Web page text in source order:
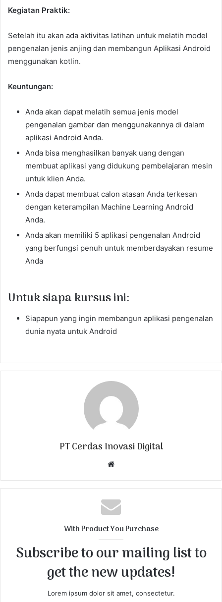
Kegiatan Praktik:
Setelah itu akan ada aktivitas latihan untuk melatih model
pengenalan jenis anjing dan membangun Aplikasi Android
menggunakan kotlin.
Keuntungan:
Anda akan dapat melatih semua jenis model
pengenalan gambar dan menggunakannya di dalam
aplikasi Android Anda.
Anda bisa menghasilkan banyak uang dengan
membuat aplikasi yang didukung pembelajaran mesin
untuk klien Anda.
Anda dapat membuat calon atasan Anda terkesan
dengan keterampilan Machine Learning Android
Anda.
Anda akan memiliki 5 aplikasi pengenalan Android
yang berfungsi penuh untuk memberdayakan resume
Anda
Untuk siapa kursus ini:
Siapapun yang ingin membangun aplikasi pengenalan
dunia nyata untuk Android
PT Cerdas Inovasi Digital
b
s
i
With Product You Purchase
Subscribe to our mailing list to
get the new updates!
Lorem ipsum dolor sit amet, consectetur.